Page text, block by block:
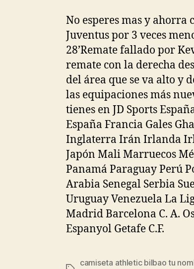
No esperes mas y ahorra
Juventus por 3 veces
28’Remate fallado por
remate con la derecha
del área que se va alto y
las equipaciones más
tienes en JD Sports
España Francia Gales
Inglaterra Irán Irlanda
Japón Mali Marruecos
Panamá Paraguay Perú
Arabia Senegal Serbia
Uruguay Venezuela La
Madrid Barcelona C. A.
Espanyol Getafe C.F.
camiseta athletic bilbao tu